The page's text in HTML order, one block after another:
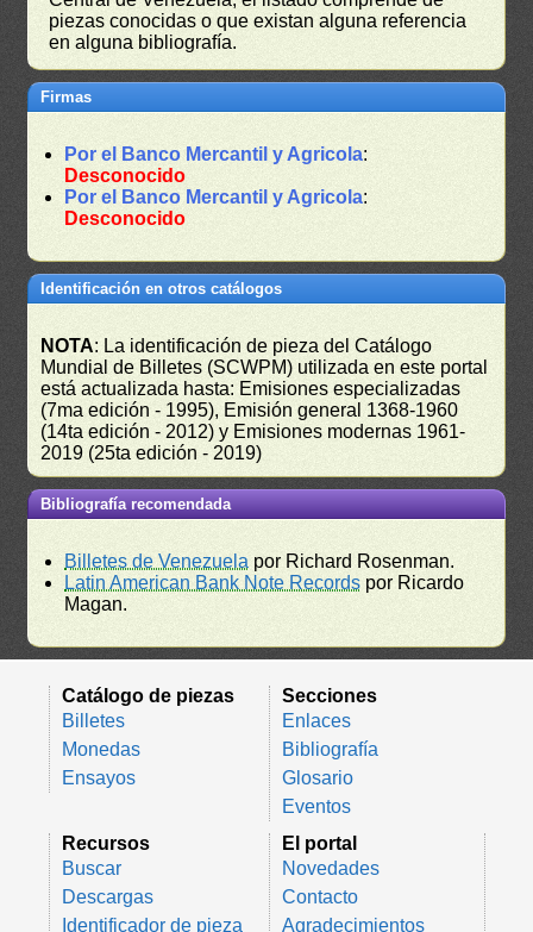
piezas conocidas o que existan alguna referencia
en alguna bibliografía.
Firmas
Por el Banco Mercantil y Agricola:
Desconocido
Por el Banco Mercantil y Agricola:
Desconocido
Identificación en otros catálogos
NOTA: La identificación de pieza del Catálogo
Mundial de Billetes (SCWPM) utilizada en este portal
está actualizada hasta: Emisiones especializadas
(7ma edición - 1995), Emisión general 1368-1960
(14ta edición - 2012) y Emisiones modernas 1961-
2019 (25ta edición - 2019)
Bibliografía recomendada
Billetes de Venezuela por Richard Rosenman.
Latin American Bank Note Records por Ricardo
Magan.
Catálogo de piezas
Billetes
Monedas
Ensayos
Secciones
Enlaces
Bibliografía
Glosario
Eventos
Recursos
Buscar
Descargas
Identificador de pieza
El portal
Novedades
Contacto
Agradecimientos